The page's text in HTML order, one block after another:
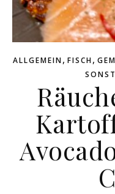
ALLGEMEIN, FISCH,